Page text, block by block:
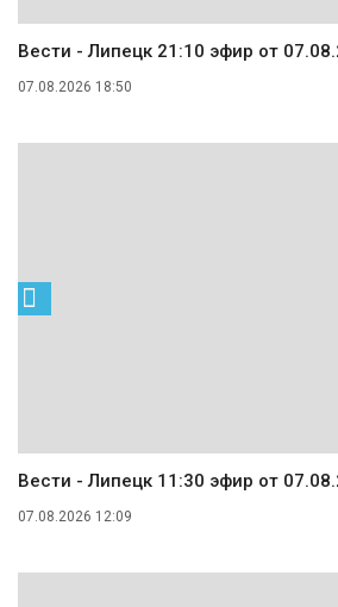
Вести - Липецк 21:10 эфир от
07.08.2026 18:50
Вести - Липецк 11:30 эфир от
07.08.2026 12:09